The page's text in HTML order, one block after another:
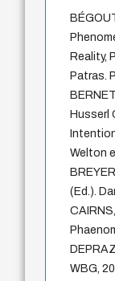
Reality,
Patras.
Husserl
Welton
(Ed.).
WBG,